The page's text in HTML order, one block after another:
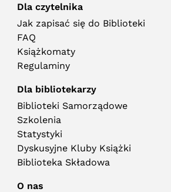
Dla czytelnika
Jak zapisać się do Biblioteki
FAQ
Książkomaty
Regulaminy
Dla bibliotekarzy
Biblioteki Samorządowe
Szkolenia
Statystyki
Dyskusyjne Kluby Książki
Biblioteka Składowa
O nas